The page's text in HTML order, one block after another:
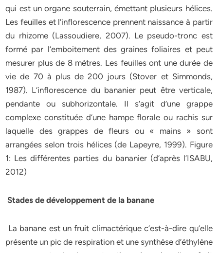
qui est un organe souterrain, émettant plusieurs hélices.
Les feuilles et l’inflorescence prennent naissance à partir
du rhizome (Lassoudiere, 2007). Le pseudo-tronc est
formé par l’emboitement des graines foliaires et peut
mesurer plus de 8 mètres. Les feuilles ont une durée de
vie de 70 à plus de 200 jours (Stover et Simmonds,
1987). L’inflorescence du bananier peut être verticale,
pendante ou subhorizontale. Il s’agit d’une grappe
complexe constituée d’une hampe florale ou rachis sur
laquelle des grappes de fleurs ou « mains » sont
arrangées selon trois hélices (de Lapeyre, 1999). Figure
1: Les différentes parties du bananier (d’après l’ISABU,
2012)
Stades de développement de la banane
La banane est un fruit climactérique c’est-à-dire qu’elle
présente un pic de respiration et une synthèse d’éthylène